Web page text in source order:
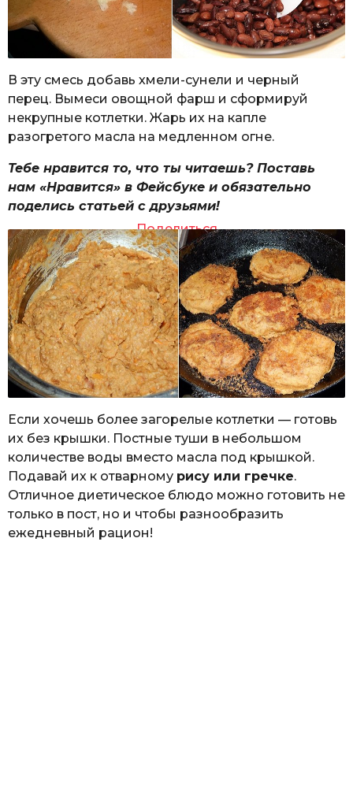
В эту смесь добавь хмели-сунели и черный
перец. Вымеси овощной фарш и сформируй
некрупные котлетки. Жарь их на капле
разогретого масла на медленном огне.
Тебе нравится то, что ты читаешь? Поставь
нам «Нравится» в Фейсбуке и обязательно
поделись статьей с друзьями!
Поделиться
Если хочешь более загорелые котлетки — готовь
их без крышки. Постные туши в небольшом
количестве воды вместо масла под крышкой.
Подавай их к отварному рису или гречке.
Отличное диетическое блюдо можно готовить не
только в пост, но и чтобы разнообразить
ежедневный рацион!